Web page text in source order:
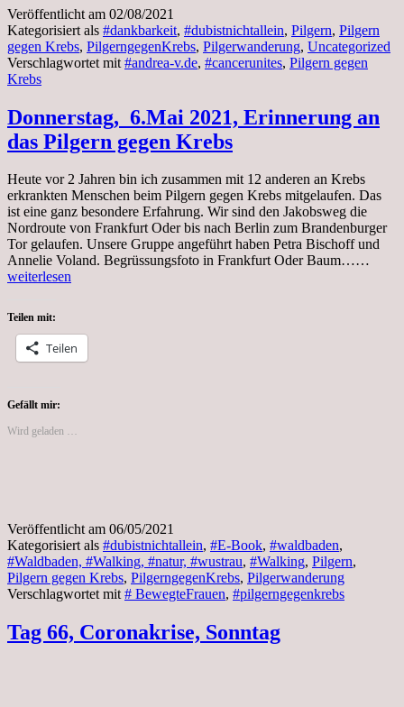
Veröffentlicht am 02/08/2021
Kategorisiert als #dankbarkeit, #dubistnichtallein, Pilgern, Pilgern
gegen Krebs, PilgerngegenKrebs, Pilgerwanderung, Uncategorized
Verschlagwortet mit #andrea-v.de, #cancerunites, Pilgern gegen
Krebs
Donnerstag, 6.Mai 2021, Erinnerung an
das Pilgern gegen Krebs
Heute vor 2 Jahren bin ich zusammen mit 12 anderen an Krebs
erkrankten Menschen beim Pilgern gegen Krebs mitgelaufen. Das
ist eine ganz besondere Erfahrung. Wir sind den Jakobsweg die
Nordroute von Frankfurt Oder bis nach Berlin zum Brandenburger
Tor gelaufen. Unsere Gruppe angeführt haben Petra Bischoff und
Annelie Voland. Begrüssungsfoto in Frankfurt Oder Baum……
weiterlesen
Teilen mit:
Teilen
Gefällt mir:
Wird geladen …
Veröffentlicht am 06/05/2021
Kategorisiert als #dubistnichtallein, #E-Book, #waldbaden,
#Waldbaden, #Walking, #natur, #wustrau, #Walking, Pilgern,
Pilgern gegen Krebs, PilgerngegenKrebs, Pilgerwanderung
Verschlagwortet mit# BewegteFrauen, #pilgerngegenkrebs
Tag 66, Coronakrise, Sonntag